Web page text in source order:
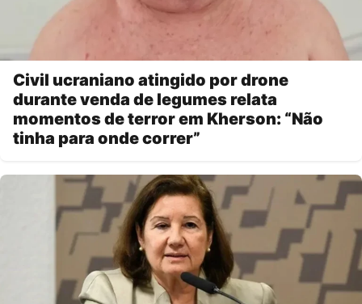
Civil ucraniano atingido por drone
durante venda de legumes relata
momentos de terror em Kherson: “Não
tinha para onde correr”